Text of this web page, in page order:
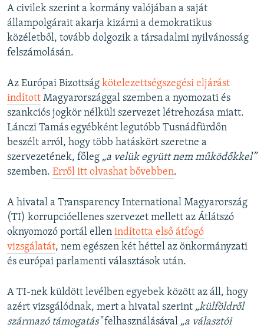
A civilek szerint a kormány valójában a saját
állampolgárait akarja kizárni a demokratikus
közéletből, tovább dolgozik a társadalmi nyilvánosság
felszámolásán.
Az Európai Bizottság kötelezettségszegési eljárást
indított Magyarországgal szemben a nyomozati és
szankciós jogkör nélküli szervezet létrehozása miatt.
Lánczi Tamás egyébként legutóbb Tusnádfürdőn
beszélt arról, hogy több hatáskört szeretne a
szervezetének, főleg „a velük együtt nem működőkkel”
szemben. Erről itt olvashat bővebben.
A hivatal a Transparency International Magyarország
(TI) korrupcióellenes szervezet mellett az Átlátszó
oknyomozó portál ellen indította első átfogó
vizsgálatát, nem egészen két héttel az önkormányzati
és európai parlamenti választások után.
A TI-nek küldött levélben egyebek között az áll, hogy
azért vizsgálódnak, mert a hivatal szerint „külföldről
származó támogatás"felhasználásával „a választói